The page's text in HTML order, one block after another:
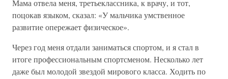
Мама отвела меня, третьеклассника, к врачу, и тот,
поцокав языком, сказал: «У мальчика умственное
развитие опережает физическое».
Через год меня отдали заниматься спортом, и я стал в
итоге профессиональным спортсменом. Несколько лет
даже был молодой звездой мирового класса. Ходить по